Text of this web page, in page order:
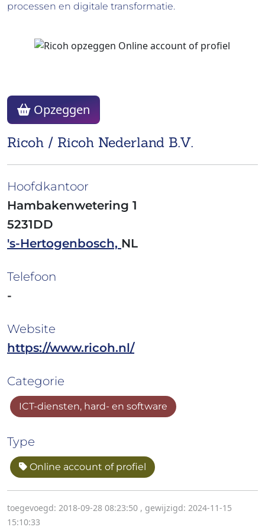
processen en digitale transformatie.
Ricoh / Ricoh Nederland B.V.
Opzeggen
Hoofdkantoor
Hambakenwetering 1
5231DD
's-Hertogenbosch, NL
Telefoon
-
Website
https://www.ricoh.nl/
Categorie
ICT-diensten, hard- en software
Type
Online account of profiel
toegevoegd: 2018-09-28 08:23:50 , gewijzigd: 2024-11-15
15:10:33